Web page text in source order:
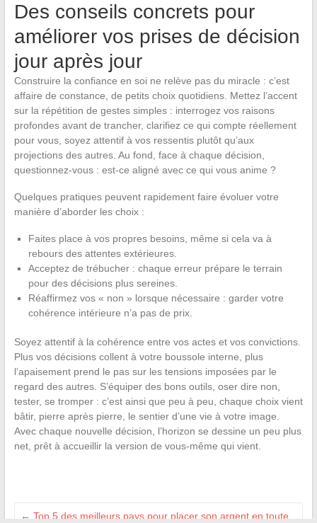
Des conseils concrets pour
améliorer vos prises de décision
jour après jour
Construire la confiance en soi ne relève pas du miracle : c’est
affaire de constance, de petits choix quotidiens. Mettez l’accent
sur la répétition de gestes simples : interrogez vos raisons
profondes avant de trancher, clarifiez ce qui compte réellement
pour vous, soyez attentif à vos ressentis plutôt qu’aux
projections des autres. Au fond, face à chaque décision,
questionnez-vous : est-ce aligné avec ce qui vous anime ?
Quelques pratiques peuvent rapidement faire évoluer votre
manière d’aborder les choix :
Faites place à vos propres besoins, même si cela va à
rebours des attentes extérieures.
Acceptez de trébucher : chaque erreur prépare le terrain
pour des décisions plus sereines.
Réaffirmez vos « non » lorsque nécessaire : garder votre
cohérence intérieure n’a pas de prix.
Soyez attentif à la cohérence entre vos actes et vos convictions.
Plus vos décisions collent à votre boussole interne, plus
l’apaisement prend le pas sur les tensions imposées par le
regard des autres. S’équiper des bons outils, oser dire non,
tester, se tromper : c’est ainsi que peu à peu, chaque choix vient
bâtir, pierre après pierre, le sentier d’une vie à votre image.
Avec chaque nouvelle décision, l’horizon se dessine un peu plus
net, prêt à accueillir la version de vous-même qui vient.
← Top 5 des meilleurs pays pour placer son argent en toute